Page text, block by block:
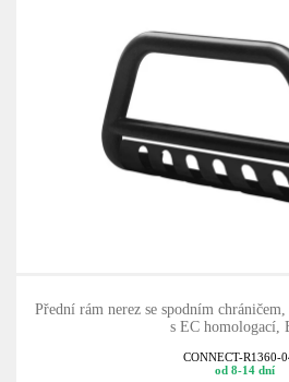
Přední rám nerez se spodním
s EC homologací,
CONNECT-R1360-
od 8-14 dní